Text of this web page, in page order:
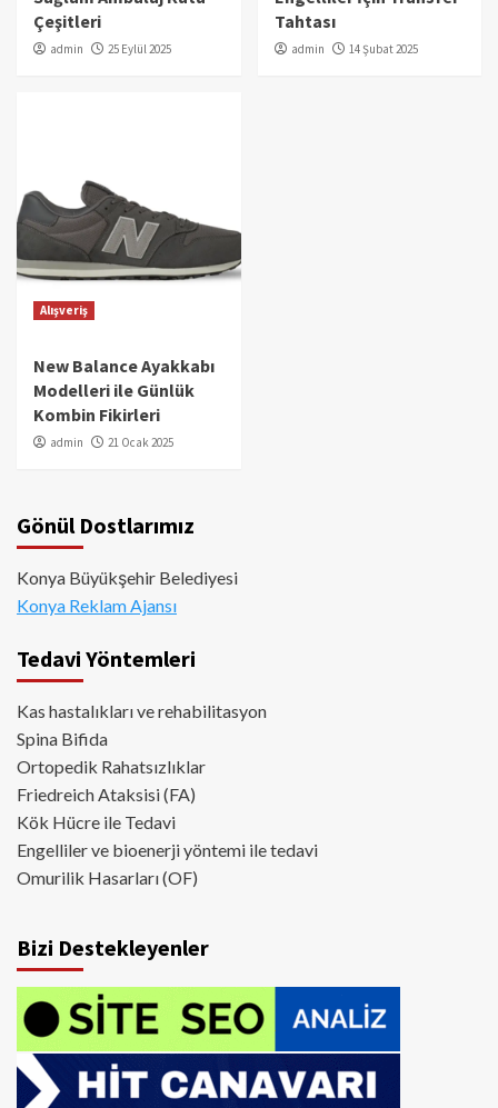
Çeşitleri
admin 25 Eylül 2025
Tahtası
admin 14 Şubat 2025
Alışveriş
New Balance Ayakkabı
Modelleri ile Günlük
Kombin Fikirleri
admin 21 Ocak 2025
Gönül Dostlarımız
Konya Büyükşehir Belediyesi
Konya Reklam Ajansı
Tedavi Yöntemleri
Kas hastalıkları ve rehabilitasyon
Spina Bifida
Ortopedik Rahatsızlıklar
Friedreich Ataksisi (FA)
Kök Hücre ile Tedavi
Engelliler ve bioenerji yöntemi ile tedavi
Omurilik Hasarları (OF)
Bizi Destekleyenler